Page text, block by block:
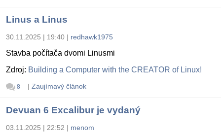
Linus a Linus
30.11.2025 | 19:40 | redhawk1975
Stavba počítača dvomi Linusmi
Zdroj: Building a Computer with the CREATOR of Linux!
8 | Zaujímavý článok
Devuan 6 Excalibur je vydaný
03.11.2025 | 22:52 | menom